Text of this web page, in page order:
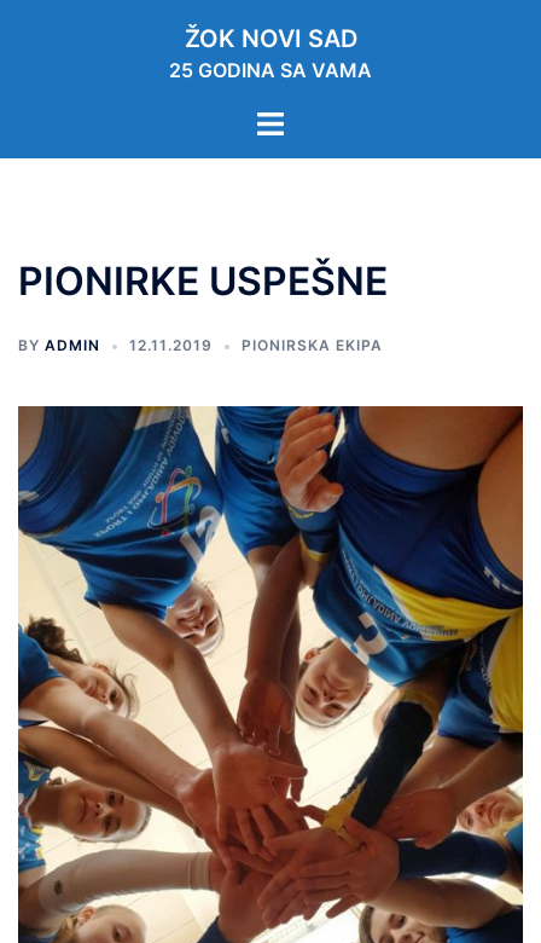
ŽOK NOVI SAD
25 GODINA SA VAMA
PIONIRKE USPEŠNE
BY ADMIN 12.11.2019 PIONIRSKA EKIPA